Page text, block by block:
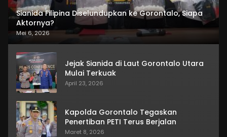
Sianida Filipina Diselundupkan ke Gorontalo, Siapa
Aktornya?
Mei 6, 2026
Jejak Sianida di Laut Gorontalo Utara
Mulai Terkuak
April 23, 2026
Kapolda Gorontalo Tegaskan
Penertiban PETI Terus Berjalan
Maret 8, 2026